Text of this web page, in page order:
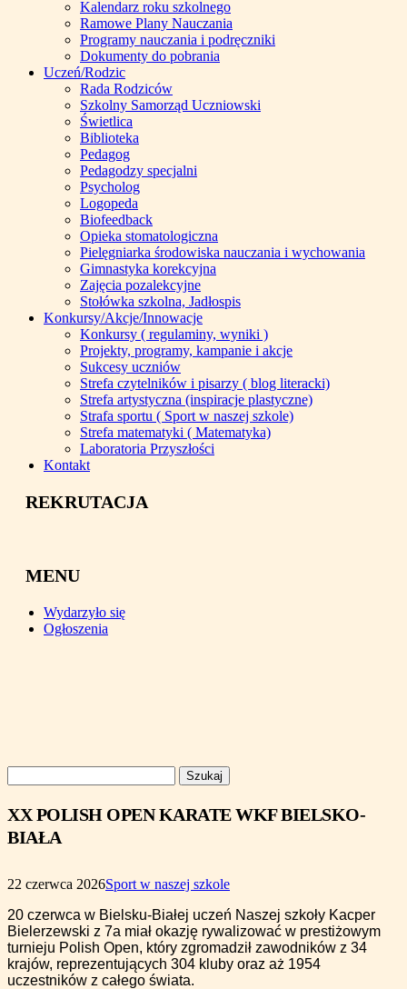
Kalendarz roku szkolnego
Ramowe Plany Nauczania
Programy nauczania i podręczniki
Dokumenty do pobrania
Uczeń/Rodzic
Rada Rodziców
Szkolny Samorząd Uczniowski
Świetlica
Biblioteka
Pedagog
Pedagodzy specjalni
Psycholog
Logopeda
Biofeedback
Opieka stomatologiczna
Pielęgniarka środowiska nauczania i wychowania
Gimnastyka korekcyjna
Zajęcia pozalekcyjne
Stołówka szkolna, Jadłospis
Konkursy/Akcje/Innowacje
Konkursy ( regulaminy, wyniki )
Projekty, programy, kampanie i akcje
Sukcesy uczniów
Strefa czytelników i pisarzy ( blog literacki)
Strefa artystyczna (inspiracje plastyczne)
Strafa sportu ( Sport w naszej szkole)
Strefa matematyki ( Matematyka)
Laboratoria Przyszłości
Kontakt
REKRUTACJA
MENU
Wydarzyło się
Ogłoszenia
XX POLISH OPEN KARATE WKF BIELSKO-
BIAŁA
22 czerwca 2026Sport w naszej szkole
20 czerwca w Bielsku-Białej uczeń Naszej szkoły Kacper
Bielerzewski z 7a miał okazję rywalizować w prestiżowym
turnieju Polish Open, który zgromadził zawodników z 34
krajów, reprezentujących 304 kluby oraz aż 1954
uczestników z całego świata.